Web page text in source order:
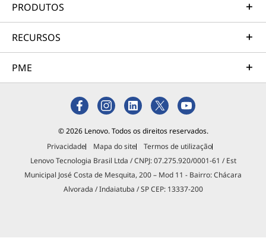
PRODUTOS
RECURSOS
PME
© 2026 Lenovo. Todos os direitos reservados.
Privacidade
Mapa do site
Termos de utilização
Lenovo Tecnologia Brasil Ltda / CNPJ: 07.275.920/0001-61 / Est
Municipal José Costa de Mesquita, 200 – Mod 11 - Bairro: Chácara
Alvorada / Indaiatuba / SP CEP: 13337-200